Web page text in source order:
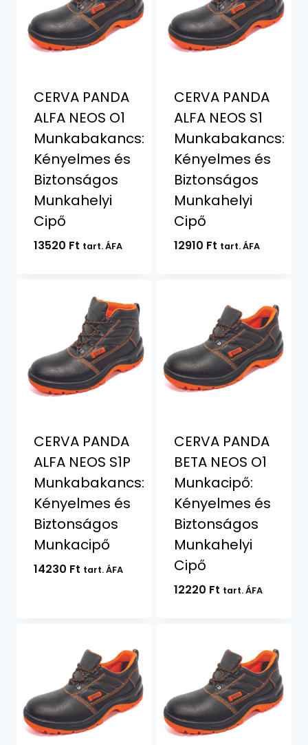
CERVA PANDA
ALFA NEOS O1
Munkabakancs:
Kényelmes és
Biztonságos
Munkahelyi
Cipő
13520 Ft tart. ÁFA
CERVA PANDA
ALFA NEOS S1
Munkabakancs:
Kényelmes és
Biztonságos
Munkahelyi
Cipő
12910 Ft tart. ÁFA
CERVA PANDA
ALFA NEOS S1P
Munkabakancs:
Kényelmes és
Biztonságos
Munkacipő
14230 Ft tart. ÁFA
CERVA PANDA
BETA NEOS O1
Munkacipő:
Kényelmes és
Biztonságos
Munkahelyi
Cipő
12220 Ft tart. ÁFA